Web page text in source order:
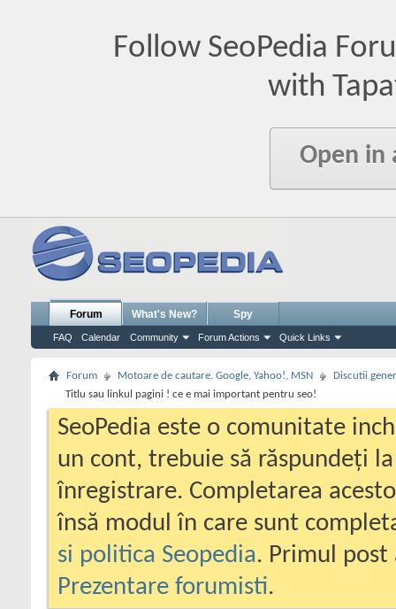
Follow SeoPedia
with
Open in
Forum
FAQ Calendar Community Forum Actions Quick Links
What's New? Spy
Forum Motoare de cautare. Google, Yahoo!, MSN
Discutii
Titlu sau linkul pagini ! ce e mai important pentru seo!
SeoPedia este o comunitate
un cont, trebuie să răspundeți
înregistrare. Completarea
însă modul în care sunt
si politica Seopedia. Primul
Prezentare forumisti.